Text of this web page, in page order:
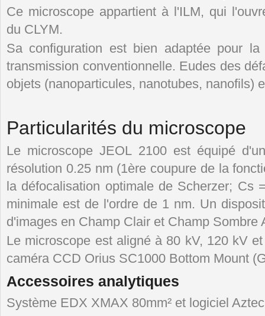
Ce microscope appartient à l'ILM, qui
du CLYM.
Sa configuration est bien adaptée pour la
transmission conventionnelle. Eudes des
objets (nanoparticules, nanotubes, nanofils)
Particularités du microscope
Le microscope JEOL 2100 est équipé
résolution 0.25 nm (1ère coupure de la
la défocalisation optimale de Scherzer; Cs
minimale est de l'ordre de 1 nm. Un
d'images en Champ Clair et Champ Sombre
Le microscope est aligné à 80 kV, 120 kV
caméra CCD Orius SC1000 Bottom Mount
Accessoires analytiques
Système EDX XMAX 80mm² et logiciel